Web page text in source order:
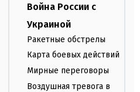
Война России с
Украиной
Ракетные обстрелы
Карта боевых действий
Мирные переговоры
Воздушная тревога в